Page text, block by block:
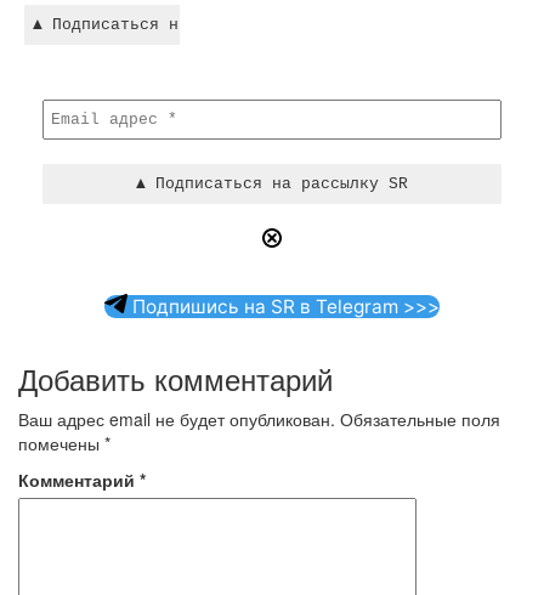
Подпишись на SR в Telegram >>>
Добавить комментарий
Ваш адрес email не будет опубликован. Обязательные поля
помечены *
Комментарий *